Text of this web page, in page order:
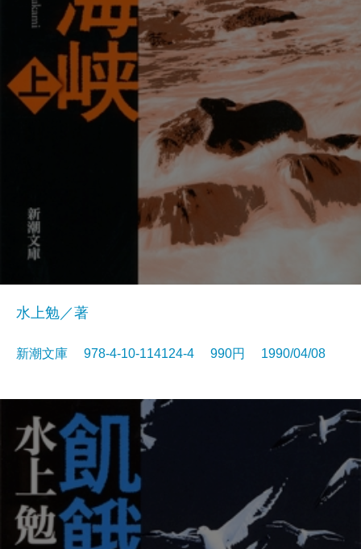
水上勉／著
新潮文庫 978-4-10-114124-4 990円 1990/04/08